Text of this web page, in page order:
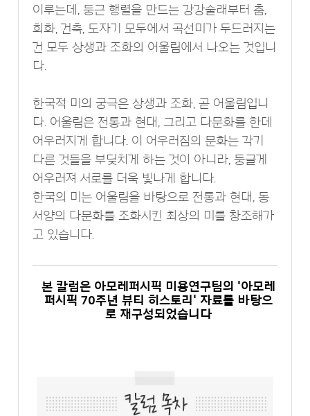
이루는데, 둥근 행렬을 만드는 강강술래부터 춤,
회화, 건축, 도자기 모두에서 곡선미가 두드러지는
건 모두 상생과 조화의 어울림에서 나오는 것입니
다.
한국적 미의 궁극은 상생과 조화, 곧 어울림입니
다. 어울림은 전통과 현대, 그리고 다문화를 한데
어우러지게 합니다. 이 어우러짐의 문화는 각기
다른 것들을 부딪치게 하는 것이 아니라, 둥글게
어우러져 서로를 더욱 빛나게 합니다.
한국의 미는 어울림을 바탕으로 전통과 현대, 동
서양의 다문화를 조화시킨 최상의 미를 창조해가
고 있습니다.
본 칼럼은 아모레퍼시픽 미용연구팀의 '아모레
퍼시픽 70주년 뷰티 히스토리' 자료를 바탕으
로 재구성되었습니다